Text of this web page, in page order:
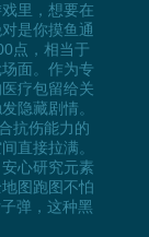
里，想要在
是你摸鱼通
点，相当于
面。作为专
疗包留给关
隐藏剧情。
抗伤能力的
直接拉满。
心研究元素
图跑图不怕
弹，这种黑